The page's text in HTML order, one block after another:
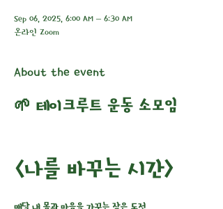
Sep 06, 2025, 6:00 AM – 6:30 AM
온라인 Zoom
About the event
🌱 테이크루트 운동 소모임
<나를 바꾸는 시간>
매달 내 몸과 마음을 가꾸는 작은 도전